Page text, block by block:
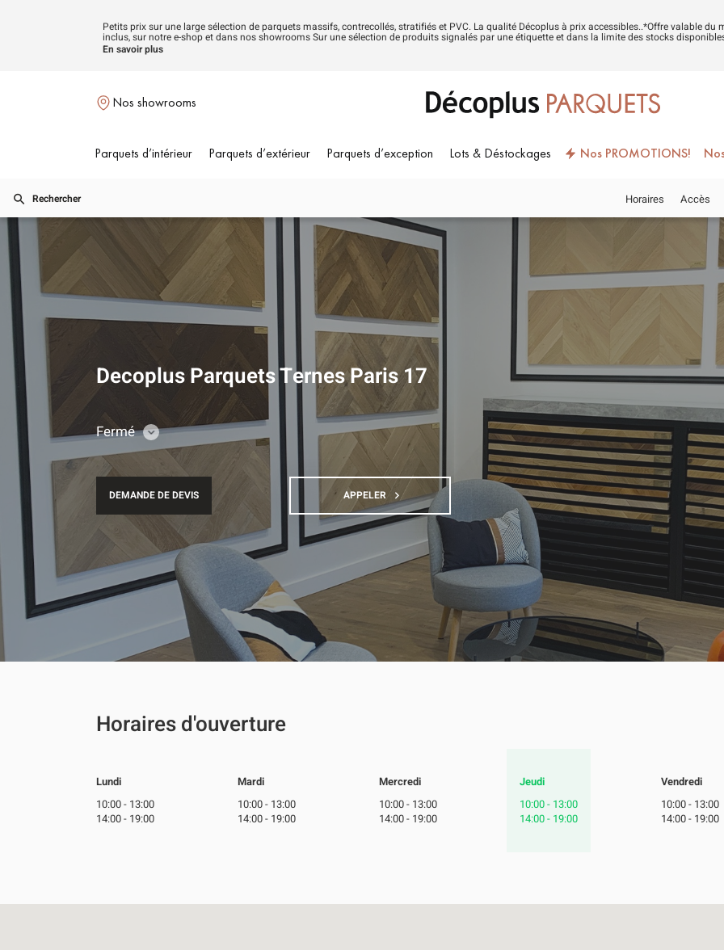
Petits prix sur une large sélection de parquets massifs, contrecollés, stratifiés et PVC. La qualité Décoplus à prix accessibles..*Offre valable
inclus, sur notre e-shop et dans nos showrooms Sur une sélection de produits signalés par une étiquette et dans la limite des stocks
cours.
En savoir plus
Nos showrooms
Parquets d’intérieur Parquets d’extérieur Parquets d’exception Lots & Déstockages Nos PROMOTIONS!
Rechercher Horaires Accès
Decoplus Parquets Ternes Paris 17
Fermé CONSULTER
LES
HORAIRES
DEMANDE DE DEVIS APPELERAFFICHER
LE
NUMÉRO
DE
TÉLÉPHONE
DU
POINT
DE
Horaires d'ouverture
Lundi
10:00- 13:00
14:00- 19:00
Mardi
10:00- 13:00
14:00- 19:00
Mercredi
10:00- 13:00
14:00- 19:00
Horaires
d'aujourd'hui
Jeudi
10:00- 13:00
14:00- 19:00
Vendredi
10:00- 13:00
14:00- 19:00